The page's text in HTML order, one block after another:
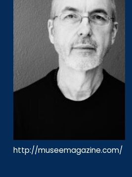
http://museemagazine.com/